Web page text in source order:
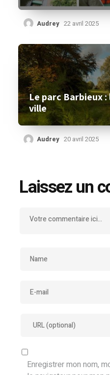
Audrey 22 avril 2025
Le parc Barbieux
ville
Audrey 20 avril 2025
Laissez un
Enregistrer mon nom,